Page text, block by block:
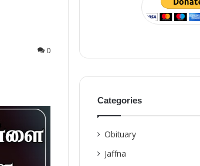
0
Categories
Obituary
Jaffna